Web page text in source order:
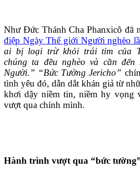
Như Đức Thánh Cha Phanxicô đã
điệp Ngày Thế giới Người nghèo
ai bị loại trừ khỏi trái tim của
chúng ta đều nghèo và cần đến
Người.” “Bức Tường Jericho”
tình yêu đó, dẫn dắt khán giả từ
khơi dậy niềm tin, niềm hy vọng
vượt qua chính mình.
Hành trình vượt qua “bức